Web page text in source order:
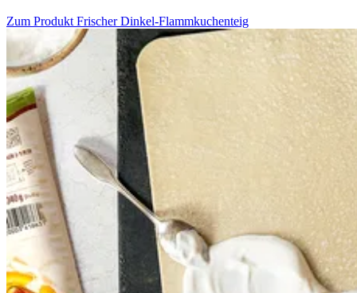
Zum Produkt Frischer Dinkel-Flammkuchenteig